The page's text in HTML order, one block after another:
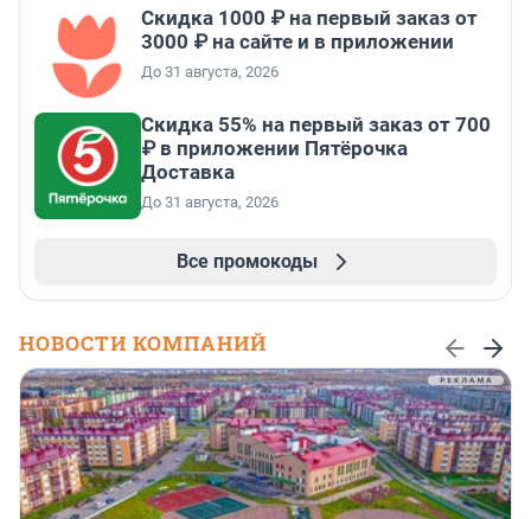
Скидка 1000 ₽ на первый заказ от
3000 ₽ на сайте и в приложении
До 31 августа, 2026
Скидка 55% на первый заказ от 700
₽ в приложении Пятёрочка
Доставка
До 31 августа, 2026
Все промокоды
НОВОСТИ КОМПАНИЙ